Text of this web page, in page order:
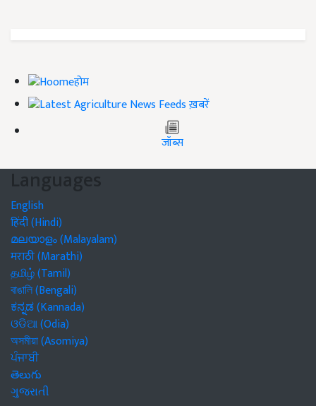
होम
ख़बरें
जॉब्स
Languages
English
हिंदी (Hindi)
മലയാളം (Malayalam)
मराठी (Marathi)
தமிழ் (Tamil)
বাঙালি (Bengali)
ಕನ್ನಡ (Kannada)
ଓଡିଆ (Odia)
অসমীয়া (Asomiya)
ਪੰਜਾਬੀ
తెలుగు
ગુજરાતી